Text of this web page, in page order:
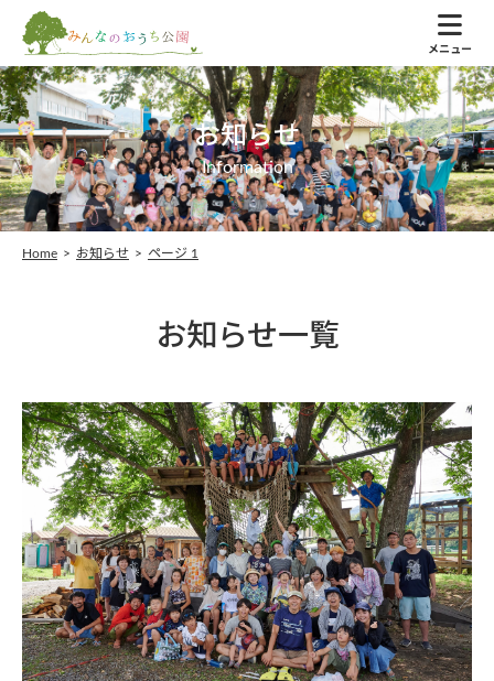
メニュー
お知らせ
Information
Home > お知らせ > ページ 1
お知らせ一覧